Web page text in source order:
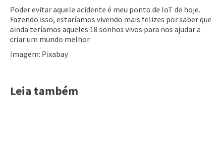
Poder evitar aquele acidente é meu ponto de IoT de hoje.
Fazendo isso, estaríamos vivendo mais felizes por saber que
ainda terí­amos aqueles 18 sonhos vivos para nos ajudar a
criar um mundo melhor.
Imagem: Pixabay
Leia também